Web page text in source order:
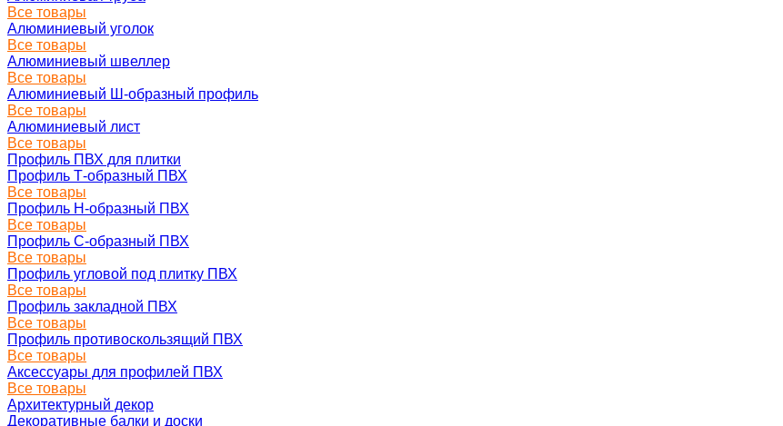
Все товары
Алюминиевый уголок
Все товары
Алюминиевый швеллер
Все товары
Алюминиевый Ш-образный профиль
Все товары
Алюминиевый лист
Все товары
Профиль ПВХ для плитки
Профиль Т-образный ПВХ
Все товары
Профиль H-образный ПВХ
Все товары
Профиль C-образный ПВХ
Все товары
Профиль угловой под плитку ПВХ
Все товары
Профиль закладной ПВХ
Все товары
Профиль противоскользящий ПВХ
Все товары
Аксессуары для профилей ПВХ
Все товары
Архитектурный декор
Декоративные балки и доски